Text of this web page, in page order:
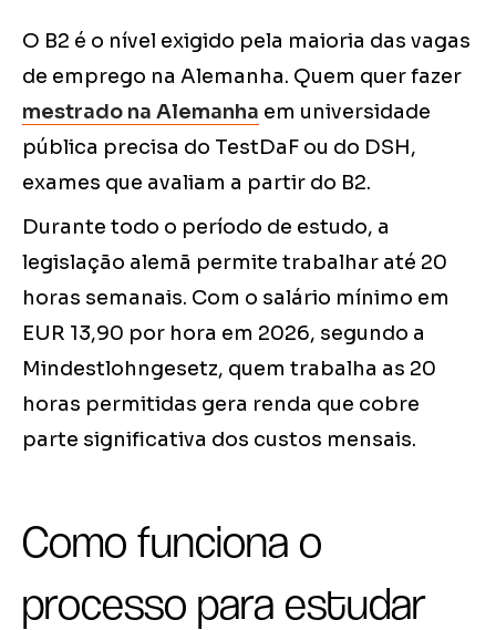
O B2 é o nível exigido pela maioria das vagas
de emprego na Alemanha. Quem quer fazer
mestrado na Alemanha em universidade
pública precisa do TestDaF ou do DSH,
exames que avaliam a partir do B2.
Durante todo o período de estudo, a
legislação alemã permite trabalhar até 20
horas semanais. Com o salário mínimo em
EUR 13,90 por hora em 2026, segundo a
Mindestlohngesetz, quem trabalha as 20
horas permitidas gera renda que cobre
parte significativa dos custos mensais.
Como funciona o
processo para estudar